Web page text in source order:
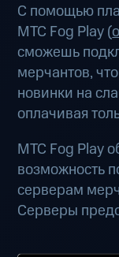
С помощью
МТС Fog Play (
сможешь
мерчантов,
новинки на
оплачивая
МТС Fog Play
возможность
серверам
Серверы